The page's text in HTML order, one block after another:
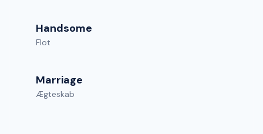
Handsome
Flot
Marriage
Ægteskab